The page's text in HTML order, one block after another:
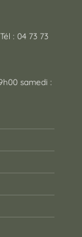
: 04 73 73
samedi :